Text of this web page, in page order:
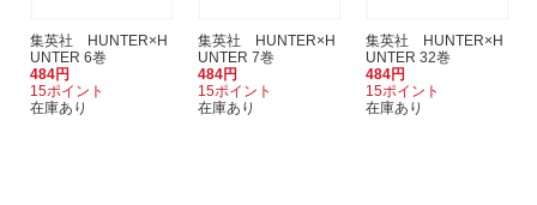
集英社 HUNTER×H
UNTER 6巻
484円
15ポイント
在庫あり
集英社 HUNTER×H
UNTER 7巻
484円
15ポイント
在庫あり
集英社 HUNTER×H
UNTER 32巻
484円
15ポイント
在庫あり